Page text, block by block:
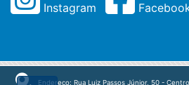
Instagram
Endereço: Rua Luiz Passos Júnior, 50 -